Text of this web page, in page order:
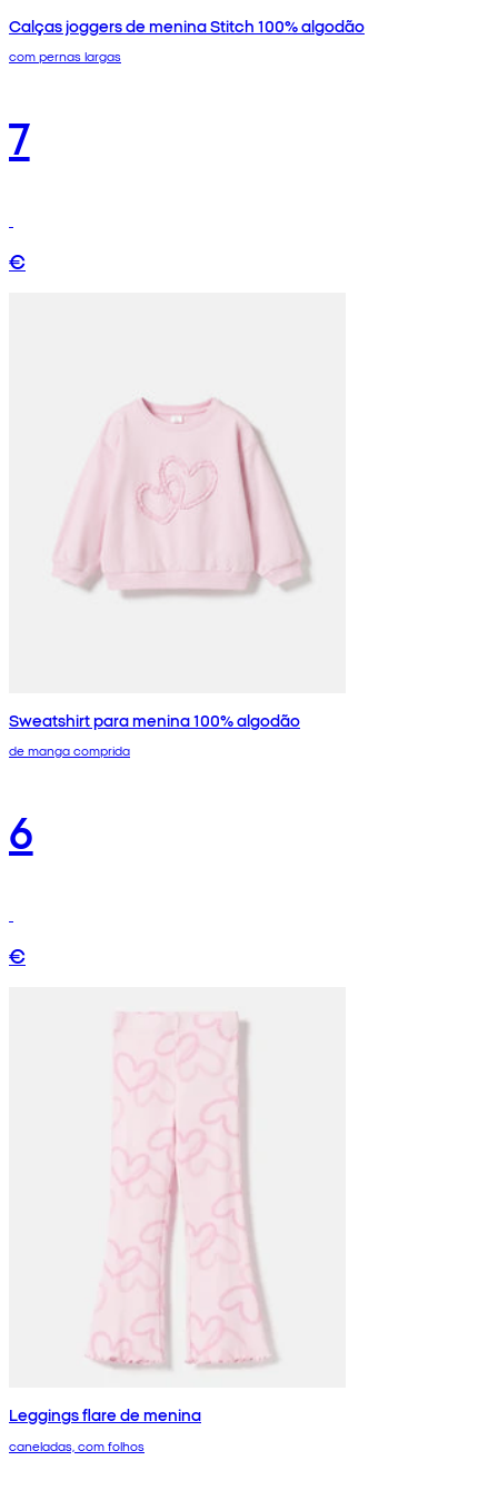
Calças joggers de menina Stitch 100% algodão
com pernas largas
7
€
Sweatshirt para menina 100% algodão
de manga comprida
6
€
Leggings flare de menina
caneladas, com folhos